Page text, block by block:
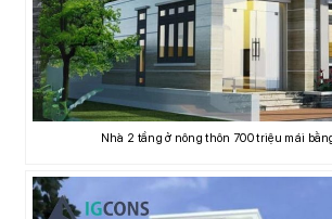
Nhà 2 tầng ở nông thôn 700 triệu mái